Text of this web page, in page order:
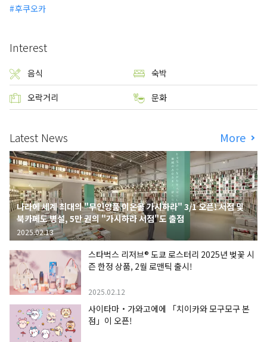
후쿠오카
Interest
음식 숙박
오락거리 문화
Latest News More
나라에 세계 최대의 "무인양품 이온몰 가시하라" 3/1 오픈! 서점 및
북카페도 병설, 5만 권의 "가시하라 서점"도 출점
2025.02.13
스타벅스 리저브® 도쿄 로스터리 2025년 벚꽃 시
즌 한정 상품, 2월 로맨틱 출시!
2025.02.12
사이타마・가와고에에 「치이카와 모구모구 본
점」이 오픈!